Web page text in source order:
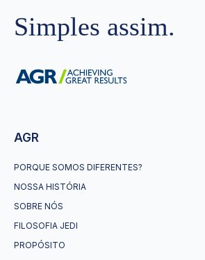
Simples assim.
AGR
PORQUE SOMOS DIFERENTES?
NOSSA HISTÓRIA
SOBRE NÓS
FILOSOFIA JEDI
PROPÓSITO